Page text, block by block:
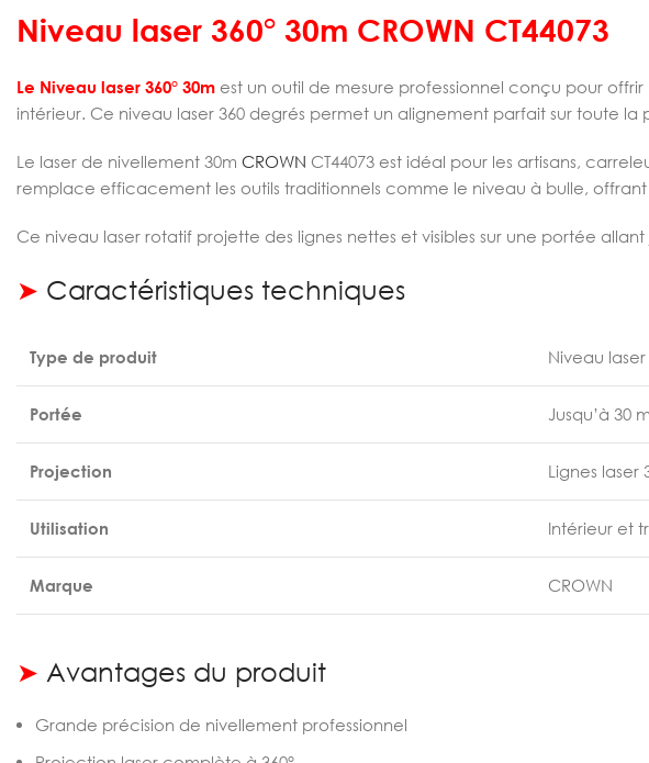
Niveau laser 360° 30m CROWN CT44073
Le Niveau laser 360° 30m est un outil de mesure professionnel conçu pour
intérieur. Ce niveau laser 360 degrés permet un alignement parfait sur toute
Le laser de nivellement 30m CROWN CT44073 est idéal pour les artisans,
remplace efficacement les outils traditionnels comme le niveau à bulle,
Ce niveau laser rotatif projette des lignes nettes et visibles sur une portée
➤ Caractéristiques techniques
Type de produit Niveau laser
Portée Jusqu’à 30
Projection Lignes laser
Utilisation Intérieur et
Marque CROWN
➤ Avantages du produit
Grande précision de nivellement professionnel